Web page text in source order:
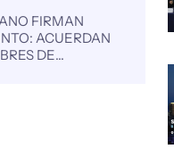
FIRMAN
ACUERDAN
DE…